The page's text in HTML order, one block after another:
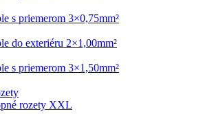
s priemerom 3×0,75mm²
do exteriéru 2×1,00mm²
s priemerom 3×1,50mm²
rozety XXL